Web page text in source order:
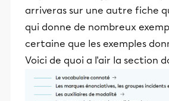
arriveras sur une autre fiche
qui donne de nombreux
certaine que les exemples
Voici de quoi a l'air la section